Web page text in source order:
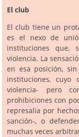
El club
El club tiene un
es el nexo de
instituciones que,
violencia. La
en esa posición,
instituciones, cuyo
violencia- pero
prohibiciones con
represalia por
sanción-, o
muchas veces